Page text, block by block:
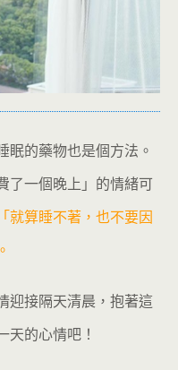
眠的藥物也是個方法。
了一個晚上」的情緒可
就算睡不著，也不要因
迎接隔天清晨，抱著這
天的心情吧！